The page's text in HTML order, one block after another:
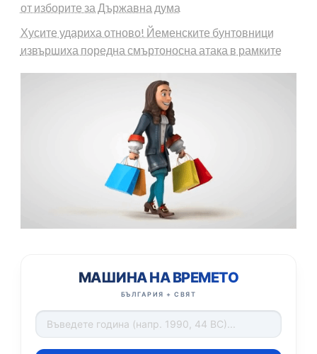
от изборите за Държавна дума
Хусите удариха отново! Йеменските бунтовници
извършиха поредна смъртоносна атака в рамките
МАШИНА НА ВРЕМЕТО
БЪЛГАРИЯ + СВЯТ